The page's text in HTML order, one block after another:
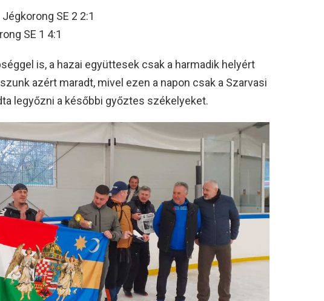
SE 2 2:1
SE 1 4:1
is, a hazai együttesek csak a harmadik helyért
azért maradt, mivel ezen a napon csak a Szarvasi
legyőzni a későbbi győztes székelyeket.